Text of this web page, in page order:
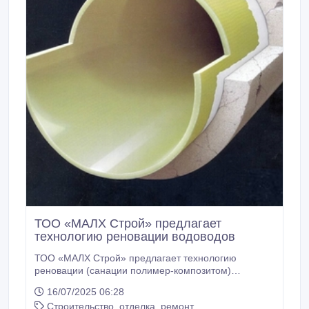
агрессивных растворов солей и кислот.
ТОО «МАЛХ Строй» предлагает
технологию реновации водоводов
ТОО «МАЛХ Строй» предлагает технологию
реновации (санации полимер-композитом)
методом «труба в трубе». Для изготовления
16/07/2025 06:28
Строительство, отделка, ремонт